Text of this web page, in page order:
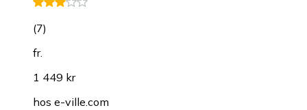
(7)
fr.
1 449 kr
hos e-ville.com